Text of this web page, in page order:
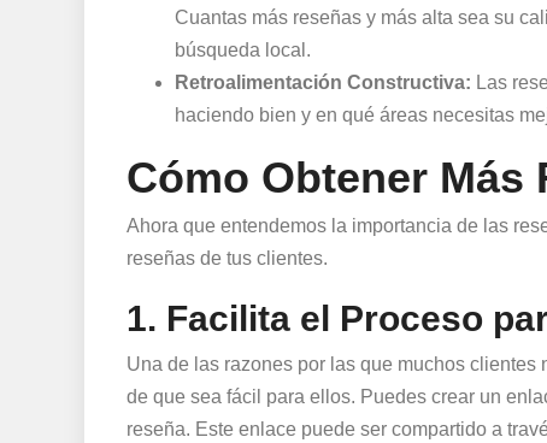
Cuantas más reseñas y más alta sea su
búsqueda local.
Retroalimentación Constructiva: Las
haciendo bien y en qué áreas necesitas
Cómo Obtener Más
Ahora que entendemos la importancia de las
reseñas de tus clientes.
1. Facilita el Proceso
Una de las razones por las que muchos
de que sea fácil para ellos. Puedes crear un
reseña. Este enlace puede ser compartido a